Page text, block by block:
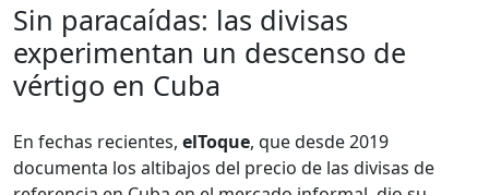
Sin paracaídas: las divisas
experimentan un descenso de
vértigo en Cuba
En fechas recientes, elToque, que desde 2019
documenta los altibajos del precio de las divisas de